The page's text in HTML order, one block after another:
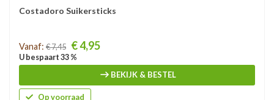
Costadoro Suikersticks
Prijs
Vanaf: € 7,45 € 4,95
U bespaart 33 %
BEKIJK & BESTEL
Op voorraad